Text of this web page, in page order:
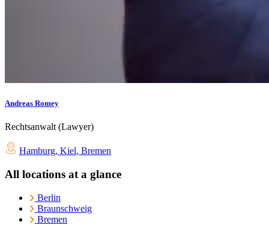
Andreas Romey
Rechtsanwalt (Lawyer)
Hamburg, Kiel, Bremen
All locations at a glance
Berlin
Braunschweig
Bremen